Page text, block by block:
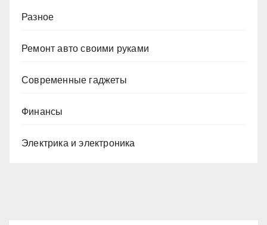
Разное
Ремонт авто своими руками
Современные гаджеты
Финансы
Электрика и электроника